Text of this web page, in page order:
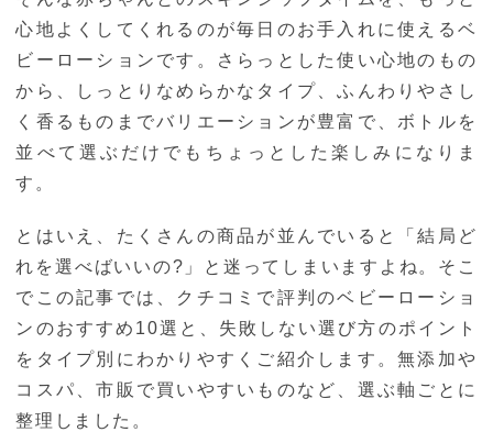
心地よくしてくれるのが毎日のお手入れに使えるベ
ビーローションです。さらっとした使い心地のもの
から、しっとりなめらかなタイプ、ふんわりやさし
く香るものまでバリエーションが豊富で、ボトルを
並べて選ぶだけでもちょっとした楽しみになりま
す。
とはいえ、たくさんの商品が並んでいると「結局ど
れを選べばいいの?」と迷ってしまいますよね。そこ
でこの記事では、クチコミで評判のベビーローショ
ンのおすすめ10選と、失敗しない選び方のポイント
をタイプ別にわかりやすくご紹介します。無添加や
コスパ、市販で買いやすいものなど、選ぶ軸ごとに
整理しました。